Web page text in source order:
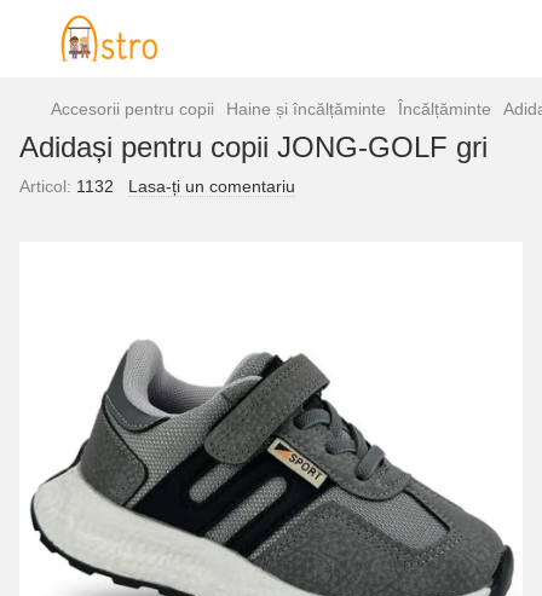
Accesorii pentru copii Haine și încălțăminte Încălțăminte
Adidași pentru copii JONG-GOLF gri
Articol: 1132 Lasa-ți un comentariu